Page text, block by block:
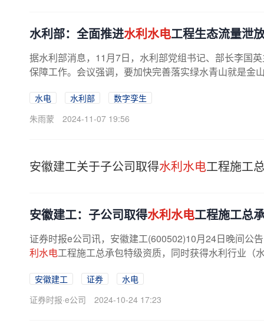
水利部：全面推进水利水电工程生态流量泄
据水利部消息，11月7日，水利部党组书记、部长李国
保障工作。会议强调，要加快完善落实绿水青山就是金
水电 水利部
数字孪生
朱雨蒙
2024-11-07 19:56
安徽建工关于子公司取得水利水电工程施工
安徽建工：子公司取得水利水电工程施工总
证券时报e公司讯，安徽建工(600502)10月24日晚间公
利水电工程施工总承包特级资质，同时获得水利行业（
安徽建工 证券
水电
证券时报·e公司
2024-10-24 17:23